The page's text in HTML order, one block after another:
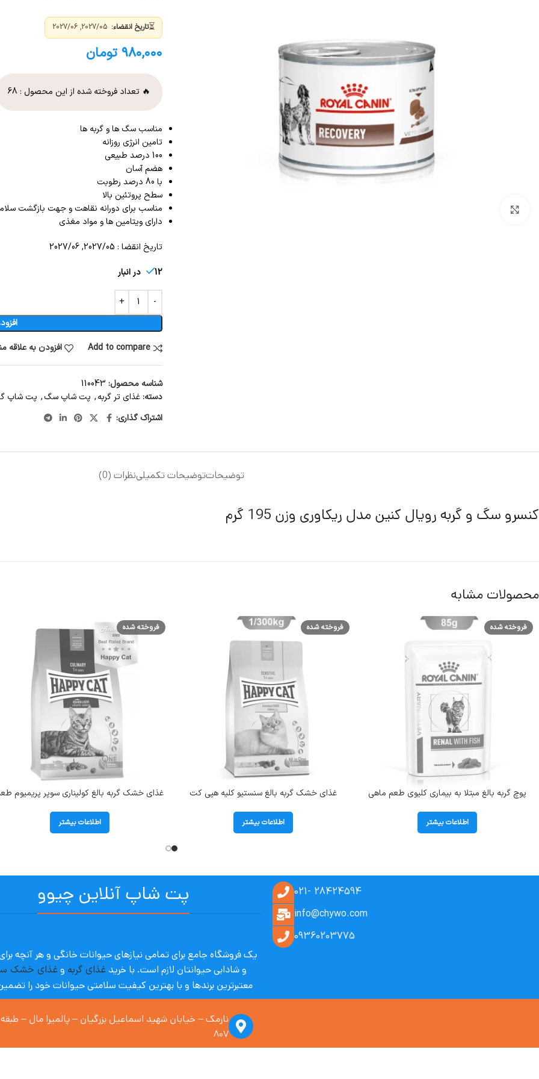
⏳تاریخ انقضاء:
۹۸۰,۰۰۰ تومان
🔥 تعداد فروخته شده از این محصول : 68
مناسب سگ ها و گربه ها
تامین انرژی روزانه
100 درصد طبیعی
هضم آسان
با 80 درصد رطوبت
سطح پروتئین بالا
مناسب برای دورانه نقاهت و جهت بازگشت
دارای ویتامین ها و مواد مغذی
تاریخ انقضا : 2027/05, 2027/06
12 در انبار
Add to compare
افزودن به علاقه
شناسه محصول: 110043
دسته:غذای تر گربه, پت شاپ سگ, پت شاپ
اشتراک گذاری:
توضیحاتتوضیحات تکمیلینظرات (0)
کنسرو سگ و گربه رویال کنین مدل ریکاوری وزن 195 گرم
محصولات مشابه
فروخته شده
پوچ گربه بالغ مبتلا به بیماری کلیوی طعم ماهی
Fish
اطلاعات بیشتر
فروخته شده
غذای خشک گربه بالغ سنستیو کلیه هپی کت
اطلاعات بیشتر
فروخته شده
غذای خشک گربه بالغ کولیناری سوپر پریمیوم
Salmon) وزن 1/3 کیلوگرماطلاعات بیشتر
28424594 -021
info@chywo.com
09360203775
پت شاپ آنلاین چیوو
یک فروشگاه جامع برای تمامی نیازهای حیوانات خانگی و هر آنچه
و شادابی حیوانتان لازم است. با خریدغذای گربه وغذای خشک
معتبرترین برندها و با بهترین کیفیت سلامتی حیوانات خود را
۸۰۷